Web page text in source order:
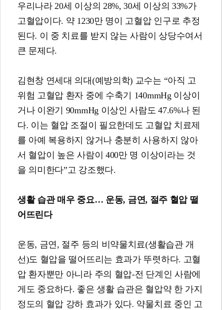
우리나라 20세 이상의 28%, 30세 이상의 33%가
고혈압이다. 약 1230만 명이 고혈압 인구로 추정
된다. 이 중 치료를 받지 않는 사람이 상당수여서
큰 문제다.
김현창 연세대 의대(예방의학) 교수는 “아직 고
위험 고혈압 환자 중에 수축기 140mmHg 이상이
거나 이완기 90mmHg 이상인 사람도 47.6%나 된
다. 이는 혈압 조절이 필요한데도 고혈압 치료제
를 아예 복용하지 않거나 충분히 사용하지 않아
서 혈압이 높은 사람이 400만 명 이상이라는 것
을 의미한다”고 강조했다.
생활 습관 매우 중요… 운동, 금연, 절주 혈압 떨
어뜨린다
운동, 금연, 절주 등의 비약물치료(생활습관 개
선)도 혈압을 떨어뜨리는 효과가 뚜렷하다. 고혈
압 환자뿐만 아니라 주의 혈압-전 단계인 사람에
게도 중요하다. 좋은 생활 습관은 혈압약 한 가지
정도의 혈압 강하 효과가 있다. 약물치료 중인 고